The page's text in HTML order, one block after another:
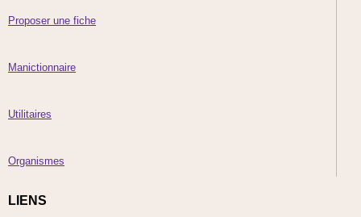
Proposer une fiche
Manictionnaire
Utilitaires
Organismes
LIENS